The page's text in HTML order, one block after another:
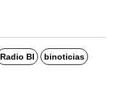
Radio BI binoticias